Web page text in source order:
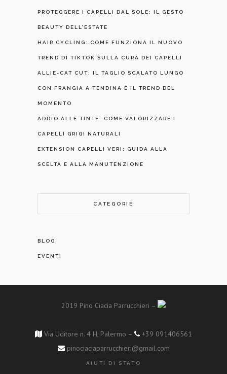
PROTEGGERE I CAPELLI DAL SOLE: IL GESTO
BEAUTY DELL’ESTATE
HAIR CYCLING: COME FUNZIONA IL NUOVO
TREND DI TIKTOK SULLA CURA DEI CAPELLI
ALLIE-CAT CUT: IL TAGLIO SCALATO LUNGO
CON FRANGIA A TENDINA È IL TREND DEL
MOMENTO
ADDIO ALLE TINTE: COME VALORIZZARE I
CAPELLI GRIGI NATURALI
EXTENSION CAPELLI VERI: GUIDA ALLA
SCELTA E ALLA MANUTENZIONE
CATEGORIE
BLOG
EVENTI
2019 Pino Ciacia Parrucchieri –
Via Uditore n. 4 H, Palermo –
+39 091406561
pinociaciaparrucchieri@gmail.com
AIUTI DI STATO